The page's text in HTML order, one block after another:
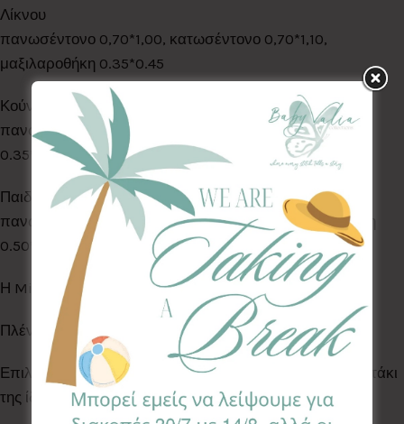
Λίκνου
πανωσέντονο 0,70*1,00, κατωσέντονο 0,70*1,10,
μαξιλαροθήκη 0.35*0.45
Κούνιας
πανωσέντονο & κατωσέντονο 1.10*1.70, μαξιλαροθήκη
0.35*0.45
Παιδικό Κρεβάτι
πανωσέντονο & κατωσέντονο 1.40*2.20, μαξιλαροθήκη
0.50*0.70
Η Mice Collection είναι σε ροζ φόντο.
Πλένονται στο πλυντήριο στους 30°C.
Επιλέξτε την πάντα, την κουβερτούλα και το παπλωματάκι
της ίδιας σειράς για ένα ονειρεμένο παιδικό δωμάτιο!